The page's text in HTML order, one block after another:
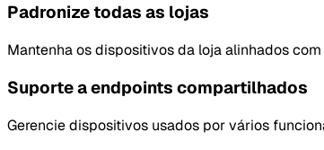
Padronize todas as lojas
Mantenha os dispositivos da loja alinhados
Suporte a endpoints compartilhados
Gerencie dispositivos usados ​​por vários